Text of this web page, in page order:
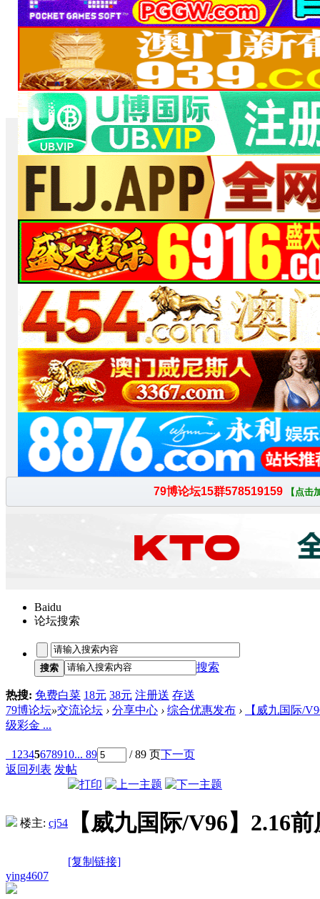
Baidu
论坛搜索
搜索 搜索
热搜: 免费白菜 18元 38元 注册送 存送
79博论坛»交流论坛 › 分享中心 › 综合优惠发布 ›
【威九国际/
级彩金 ...
1 2345678910... 89 / 89 页下一页
返回列表 发帖
楼主: cj54 【威九国际/V96】2.16
[复制链接]
ying4607